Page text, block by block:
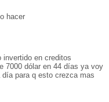
hacer
invertido en creditos
7000 dólar en 44 días ya voy
para q esto crezca mas